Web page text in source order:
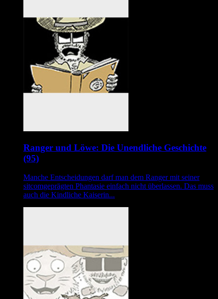
Ranger und Löwe: Die Unendliche Geschichte
(95)
Manche Entscheidungen darf man dem Ranger mit seiner
sitcomgeprägten Phantasie einfach nicht überlassen. Das muss
auch die Kindliche Kaiserin...